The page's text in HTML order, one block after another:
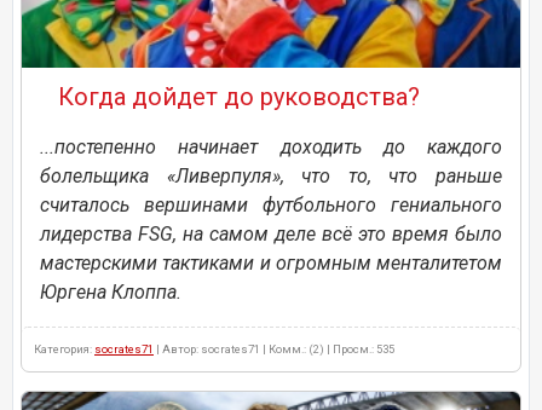
Когда дойдет до руководства?
...постепенно начинает доходить до каждого
болельщика «Ливерпуля», что то, что раньше
считалось вершинами футбольного гениального
лидерства FSG, на самом деле всё это время было
мастерскими тактиками и огромным менталитетом
Юргена Клоппа.
Категория: socrates71 | Автор: socrates71 | Комм.: (2) | Просм.: 535